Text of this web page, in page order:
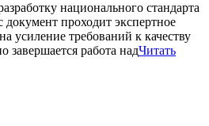
национального стандарта
проходит экспертное
усиление требований к качеству
работа надЧитать